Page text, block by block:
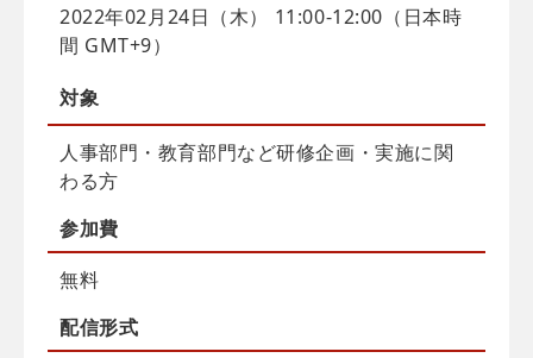
2022年02月24日（木） 11:00-12:00（日本時
間 GMT+9）
対象
人事部門・教育部門など研修企画・実施に関
わる方
参加費
無料
配信形式